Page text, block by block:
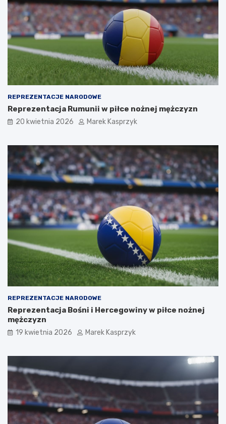
REPREZENTACJE NARODOWE
Reprezentacja Rumunii w piłce nożnej mężczyzn
20 kwietnia 2026 Marek Kasprzyk
REPREZENTACJE NARODOWE
Reprezentacja Bośni i Hercegowiny w piłce nożnej
mężczyzn
19 kwietnia 2026 Marek Kasprzyk